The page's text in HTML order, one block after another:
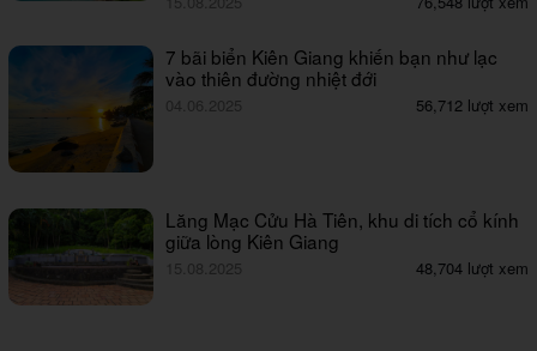
7 bãi biển Kiên Giang khiến bạn như lạc
vào thiên đường nhiệt đới
04.06.2025 56,712 lượt xem
Lăng Mạc Cửu Hà Tiên, khu di tích cổ kính
giữa lòng Kiên Giang
15.08.2025 48,704 lượt xem